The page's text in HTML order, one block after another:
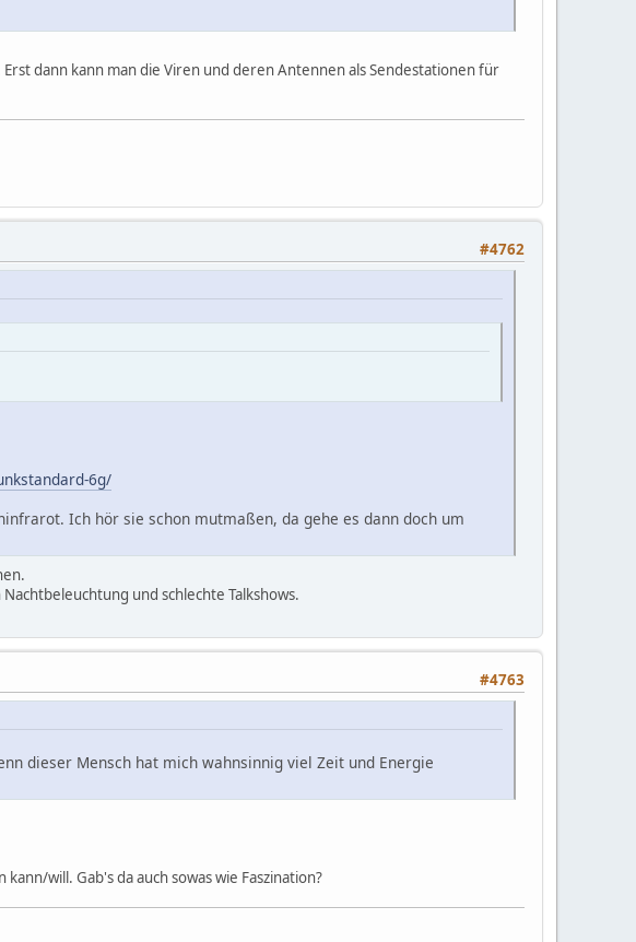
dann kann man die Viren und deren Antennen als Sendestationen für
#4762
6g/
Ich hör sie schon mutmaßen, da gehe es dann doch um
und schlechte Talkshows.
#4763
dieser Mensch hat mich wahnsinnig viel Zeit und Energie
will. Gab's da auch sowas wie Faszination?